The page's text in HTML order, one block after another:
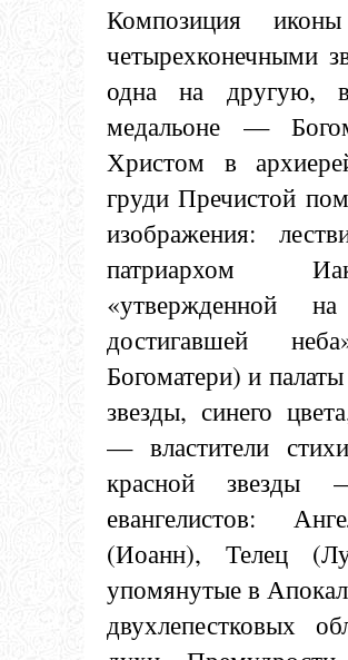
Композиция
четырехконечными
одна на другую,
медальоне —
Христом в
груди Пречистой
изображения:
патриархом
«утвержденной
достигавшей
Богоматери) и
звезды, синего
— властители
красной звезды
евангелистов:
(Иоанн), Телец
упомянутые в
двухлепестковых